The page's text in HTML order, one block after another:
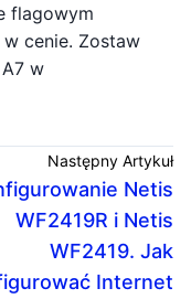
flagowym
cenie. Zostaw
w
Następny Artykuł
Netis
WF2419R i Netis
WF2419. Jak
Internet